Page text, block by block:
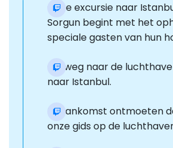
Onze excursie naar
Sorgun begint met het
speciale gasten van hun
Op weg naar de
naar Istanbul.
Bij aankomst ontmoeten
onze gids op de